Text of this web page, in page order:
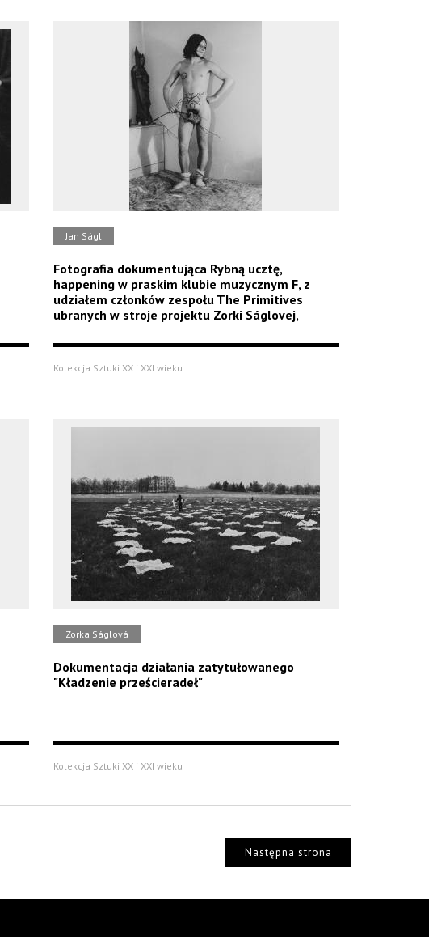
Jan Ságl
Fotografia dokumentująca Rybną ucztę,
happening w praskim klubie muzycznym F, z
udziałem członków zespołu The Primitives
ubranych w stroje projektu Zorki Ságlovej,
Kolekcja Sztuki XX i XXI wieku
Zorka Ságlová
Dokumentacja działania zatytułowanego
"Kładzenie prześcieradeł"
Kolekcja Sztuki XX i XXI wieku
Następna strona